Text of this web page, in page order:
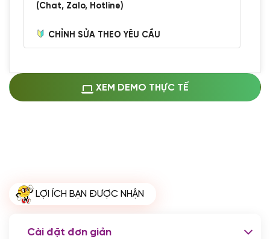
(Chat, Zalo, Hotline)
CHỈNH SỬA THEO YÊU CẦU
Thay logo + thông tin doanh nghiệp
(+100.000 VND)
(+200.000 VND)
XEM DEMO THỰC TẾ
LỢI ÍCH BẠN ĐƯỢC NHẬN
Cài đặt đơn giản